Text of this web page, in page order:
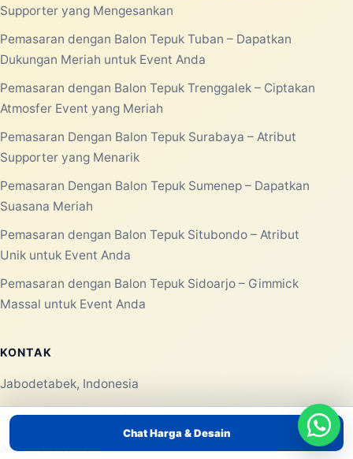
Chat Harga & Desain
Supporter yang Mengesankan
Pemasaran dengan Balon Tepuk Tuban – Dapatkan
Dukungan Meriah untuk Event Anda
Pemasaran dengan Balon Tepuk Trenggalek – Ciptakan
Atmosfer Event yang Meriah
Pemasaran Dengan Balon Tepuk Surabaya – Atribut
Supporter yang Menarik
Pemasaran Dengan Balon Tepuk Sumenep – Dapatkan
Suasana Meriah
Pemasaran dengan Balon Tepuk Situbondo – Atribut
Unik untuk Event Anda
Pemasaran dengan Balon Tepuk Sidoarjo – Gimmick
Massal untuk Event Anda
KONTAK
Jabodetabek, Indonesia
Email:edukasibanten1@gmail.com
AREA LAYANAN